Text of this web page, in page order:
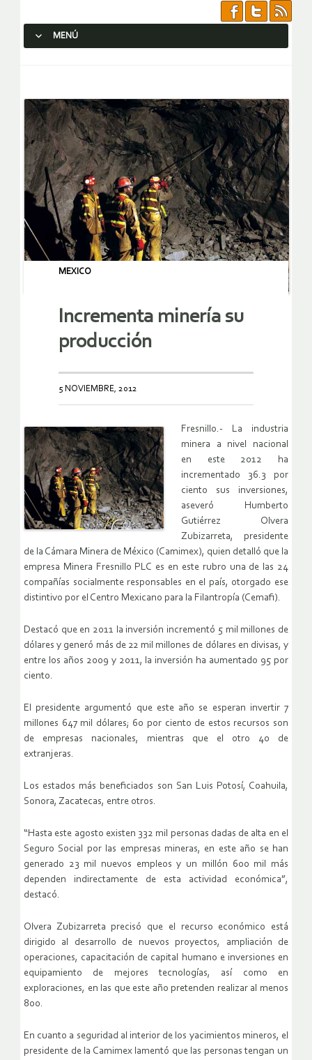
MENÚ
MEXICO
Incrementa minería su
producción
5 NOVIEMBRE, 2012
Fresnillo.- La industria
minera a nivel nacional
en este 2012 ha
incrementado 36.3 por
ciento sus inversiones,
aseveró Humberto
Gutiérrez Olvera
Zubizarreta, presidente
de la Cámara Minera de México (Camimex), quien detalló que la
empresa Minera Fresnillo PLC es en este rubro una de las 24
compañías socialmente responsables en el país, otorgado ese
distintivo por el Centro Mexicano para la Filantropía (Cemafi).
Destacó que en 2011 la inversión incrementó 5 mil millones de
dólares y generó más de 22 mil millones de dólares en divisas, y
entre los años 2009 y 2011, la inversión ha aumentado 95 por
ciento.
El presidente argumentó que este año se esperan invertir 7
millones 647 mil dólares; 60 por ciento de estos recursos son
de empresas nacionales, mientras que el otro 40 de
extranjeras.
Los estados más beneficiados son San Luis Potosí, Coahuila,
Sonora, Zacatecas, entre otros.
“Hasta este agosto existen 332 mil personas dadas de alta en el
Seguro Social por las empresas mineras, en este año se han
generado 23 mil nuevos empleos y un millón 600 mil más
dependen indirectamente de esta actividad económica”,
destacó.
Olvera Zubizarreta precisó que el recurso económico está
dirigido al desarrollo de nuevos proyectos, ampliación de
operaciones, capacitación de capital humano e inversiones en
equipamiento de mejores tecnologías, así como en
exploraciones, en las que este año pretenden realizar al menos
800.
En cuanto a seguridad al interior de los yacimientos mineros, el
presidente de la Camimex lamentó que las personas tengan un